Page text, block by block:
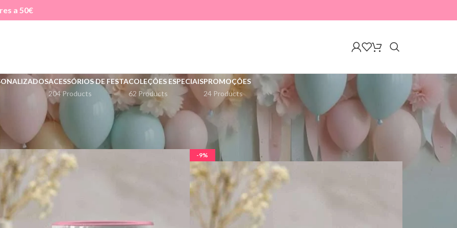
a 50€
ACESSÓRIOS DE FESTA
204 Products
COLEÇÕES ESPECIAIS
62 Products
PROMOÇÕES
24 Products
A mostrar 1–12 de 18 resultados
9 24
-9%